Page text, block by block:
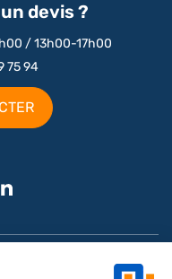
devis ?
/ 13h00-17h00
75 94
/ modèle